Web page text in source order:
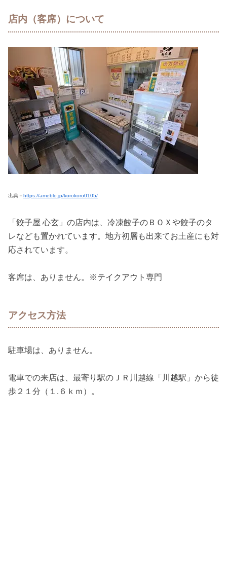
店内（客席）について
出典－ https://ameblo.jp/korokoro0105/
「餃子屋 心玄」の店内は、冷凍餃子のＢＯＸや餃子のタ
レなども置かれています。地方初層も出来てお土産にも対
応されています。
客席は、ありません。※テイクアウト専門
アクセス方法
駐車場は、ありません。
電車での来店は、最寄り駅のＪＲ川越線「川越駅」から徒
歩２１分（１.６ｋｍ）。